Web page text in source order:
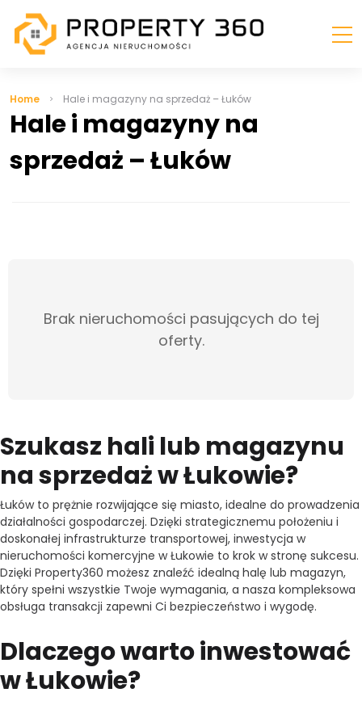
Home Hale i magazyny na sprzedaż – Łuków
Hale i magazyny na
sprzedaż – Łuków
Brak nieruchomości pasujących do tej
oferty.
Szukasz hali lub magazynu
na sprzedaż w Łukowie?
Łuków to prężnie rozwijające się miasto, idealne do prowadzenia
działalności gospodarczej. Dzięki strategicznemu położeniu i
doskonałej infrastrukturze transportowej, inwestycja w
nieruchomości komercyjne w Łukowie to krok w stronę sukcesu.
Dzięki Property360 możesz znaleźć idealną halę lub magazyn,
który spełni wszystkie Twoje wymagania, a nasza kompleksowa
obsługa transakcji zapewni Ci bezpieczeństwo i wygodę.
Dlaczego warto inwestować
w Łukowie?